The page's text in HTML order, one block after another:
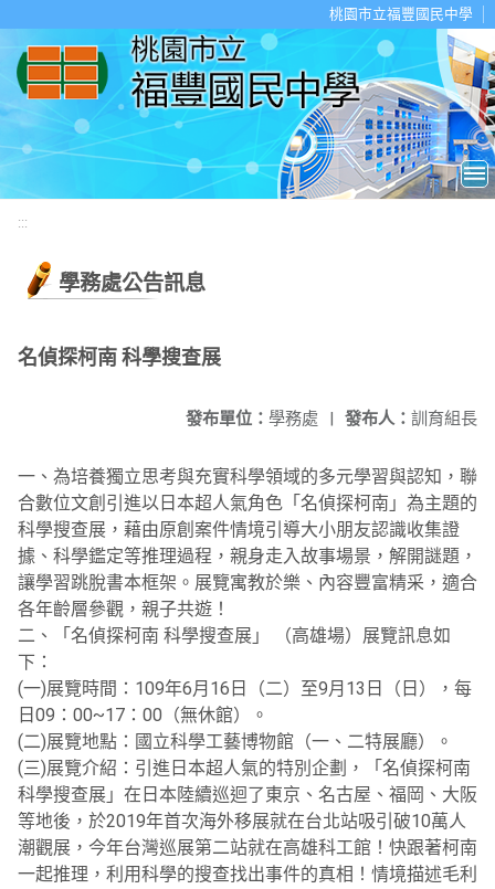
桃園市立福豐國民中學
:::
學務處公告訊息
名偵探柯南 科學搜查展
發布人： 訓育組長
發布單位： 學務處 |
一、為培養獨立思考與充實科學領域的多元學習與認知，聯
合數位文創引進以日本超人氣角色「名偵探柯南」為主題的
科學搜查展，藉由原創案件情境引導大小朋友認識收集證
據、科學鑑定等推理過程，親身走入故事場景，解開謎題，
讓學習跳脫書本框架。展覽寓教於樂、內容豐富精采，適合
各年齡層參觀，親子共遊！
二、「名偵探柯南 科學搜查展」 （高雄場）展覽訊息如
下：
(一)展覽時間：109年6月16日（二）至9月13日（日），每
日09：00~17：00（無休館）。
(二)展覽地點：國立科學工藝博物館（一、二特展廳）。
(三)展覽介紹：引進日本超人氣的特別企劃，「名偵探柯南
科學搜查展」在日本陸續巡迴了東京、名古屋、福岡、大阪
等地後，於2019年首次海外移展就在台北站吸引破10萬人
潮觀展，今年台灣巡展第二站就在高雄科工館！快跟著柯南
一起推理，利用科學的搜查找出事件的真相！情境描述毛利